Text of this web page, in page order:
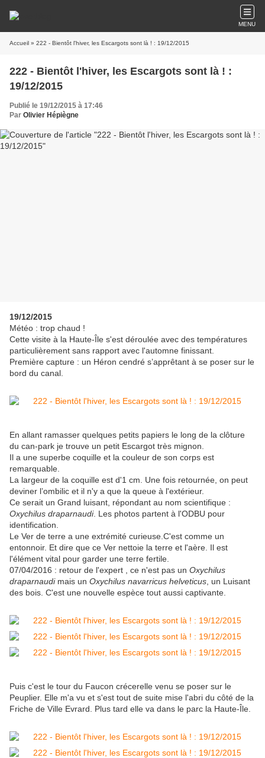
MENU
Accueil » 222 - Bientôt l'hiver, les Escargots sont là ! : 19/12/2015
222 - Bientôt l'hiver, les Escargots sont là ! :
19/12/2015
Publié le 19/12/2015 à 17:46
Par Olivier Hépiègne
19/12/2015
Météo : trop chaud !
Cette visite à la Haute-Île s'est déroulée avec des températures
particulièrement sans rapport avec l'automne finissant.
Première capture : un Héron cendré s’apprêtant à se poser sur le
bord du canal.
En allant ramasser quelques petits papiers le long de la clôture
du can-park je trouve un petit Escargot très mignon.
Il a une superbe coquille et la couleur de son corps est
remarquable.
La largeur de la coquille est d'1 cm. Une fois retournée, on peut
deviner l’ombilic et il n'y a que la queue à l'extérieur.
Ce serait un Grand luisant, répondant au nom scientifique :
Oxychilus draparnaudi. Les photos partent à l'ODBU pour
identification.
Le Ver de terre a une extrémité curieuse.C'est comme un
entonnoir. Et dire que ce Ver nettoie la terre et l'aère. Il est
l'élément vital pour garder une terre fertile.
07/04/2016 : retour de l'expert , ce n'est pas un Oxychilus
draparnaudi mais un Oxychilus navarricus helveticus , un Luisant
des bois. C'est une nouvelle espèce tout aussi captivante.
Puis c'est le tour du Faucon crécerelle venu se poser sur le
Peuplier. Elle m'a vu et s'est tout de suite mise l'abri du côté de la
Friche de Ville Evrard. Plus tard elle va dans le parc la Haute-Île.